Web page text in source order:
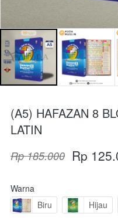
(A5) HAFAZAN 8
LATIN
Rp 185.000 Rp
Warna
Biru
Hijau